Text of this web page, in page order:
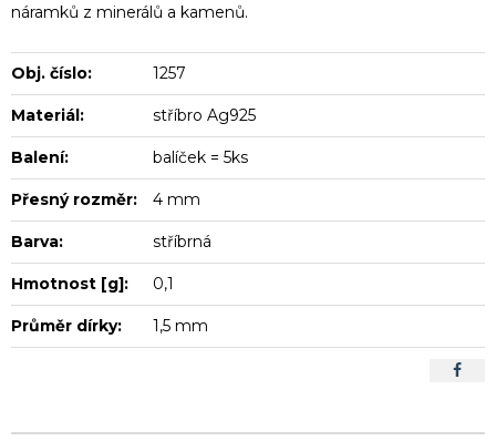
náramků z minerálů a kamenů.
Obj. číslo: 1257
Materiál: stříbro Ag925
Balení: balíček = 5ks
Přesný rozměr: 4 mm
Barva: stříbrná
Hmotnost [g]: 0,1
Průměr dírky: 1,5 mm